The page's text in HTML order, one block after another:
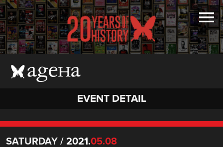
EVENT DETAIL
SATURDAY / 2021.05.08